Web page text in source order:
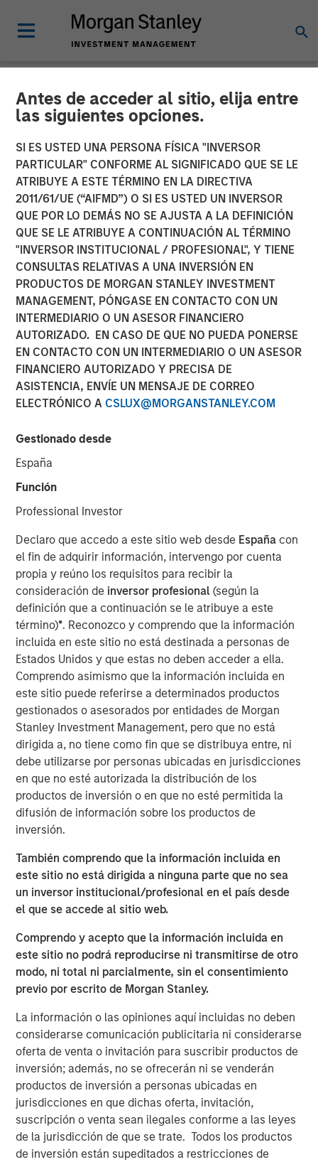
Antes de acceder al sitio, elija entre
las siguientes opciones.
SI ES USTED UNA PERSONA FÍSICA "INVERSOR
PARTICULAR" CONFORME AL SIGNIFICADO QUE SE LE
ATRIBUYE A ESTE TÉRMINO EN LA DIRECTIVA
2011/61/UE (“AIFMD”) O SI ES USTED UN INVERSOR
QUE POR LO DEMÁS NO SE AJUSTA A LA DEFINICIÓN
QUE SE LE ATRIBUYE A CONTINUACIÓN AL TÉRMINO
"INVERSOR INSTITUCIONAL / PROFESIONAL", Y TIENE
CONSULTAS RELATIVAS A UNA INVERSIÓN EN
PRODUCTOS DE MORGAN STANLEY INVESTMENT
MANAGEMENT, PÓNGASE EN CONTACTO CON UN
INTERMEDIARIO O UN ASESOR FINANCIERO
AUTORIZADO. EN CASO DE QUE NO PUEDA PONERSE
EN CONTACTO CON UN INTERMEDIARIO O UN ASESOR
FINANCIERO AUTORIZADO Y PRECISA DE
ASISTENCIA, ENVÍE UN MENSAJE DE CORREO
ELECTRÓNICO A CSLUX@MORGANSTANLEY.COM
Gestionado desde
España
Función
Professional Investor
Declaro que accedo a este sitio web desde España con
el fin de adquirir información, intervengo por cuenta
propia y reúno los requisitos para recibir la
consideración de inversor profesional(según la
definición que a continuación se le atribuye a este
término)*. Reconozco y comprendo que la información
incluida en este sitio no está destinada a personas de
Estados Unidos y que estas no deben acceder a ella.
Comprendo asimismo que la información incluida en
este sitio puede referirse a determinados productos
gestionados o asesorados por entidades de Morgan
Stanley Investment Management, pero que no está
dirigida a, no tiene como fin que se distribuya entre, ni
debe utilizarse por personas ubicadas en jurisdicciones
en que no esté autorizada la distribución de los
productos de inversión o en que no esté permitida la
difusión de información sobre los productos de
inversión.
También comprendo que la información incluida en
este sitio no está dirigida a ninguna parte que no sea
un inversor institucional/profesional en el país desde
el que se accede al sitio web.
Comprendo y acepto que la información incluida en
este sitio no podrá reproducirse ni transmitirse de otro
modo, ni total ni parcialmente, sin el consentimiento
previo por escrito de Morgan Stanley.
La información o las opiniones aquí incluidas no deben
considerarse comunicación publicitaria ni considerarse
oferta de venta o invitación para suscribir productos de
inversión; además, no se ofrecerán ni se venderán
productos de inversión a personas ubicadas en
jurisdicciones en que dichas oferta, invitación,
suscripción o venta sean ilegales conforme a las leyes
de la jurisdicción de que se trate. Todos los productos
de inversión están supeditados a restricciones de
NEWSROOM
Morgan Stanley Capital
Partners Acquires
FoodScience
19 NOVIEMBRE 2024
NEW YORK & WILLISTON, VT – November 19,
2024
Investment funds managed by Morgan
Stanley Capital Partners (“MSCP”), the
middle-market focused private equity team at
Morgan Stanley Investment Management,
nutritional supplements, from Wind Point
Partners. Sharon Rossi will continue as
FoodScience’s Chief Executive Officer.
Headquartered in Williston, Vermont,
FoodScience drives a science-first approach
to formulate, manufacture, market, and
distribute nutritional supplements for pets
and humans. FoodScience offers a broad
portfolio of nutritional supplements through
VetriScience®, DaVinci®, and Pet Naturals®
brands, as well as private label and custom
formulation offerings.
Commenting on the acquisition, James
Stewart, Managing Director and Co-Head of
drawn to FoodScience’s more than 50-year
history, stellar reputation and mission to help
people and pets live healthier lives. Under
platform dedicated to delivering safe,
effective, and innovative brands while serving
as the partner of choice to FoodScience’s
contract manufacturing customers. We look
forward to working together as we
collectively seek to build on and expand the
exceptional product portfolio through
continued organic growth and M&A.”
“MSCP’s investment serves as a further
testament to FoodScience’s legacy and